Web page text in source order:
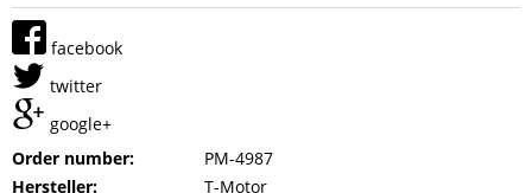
facebook
twitter
google+
Order number:
PM-4987
Hersteller:
T-Motor